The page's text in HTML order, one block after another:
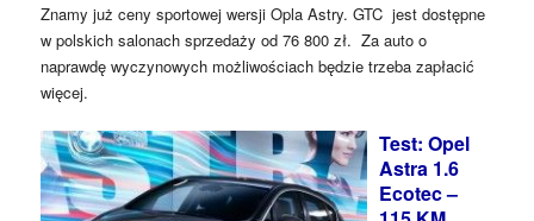
Znamy już ceny sportowej wersji Opla Astry. GTC jest dostępne
w polskich salonach sprzedaży od 76 800 zł. Za auto o
naprawdę wyczynowych możliwościach będzie trzeba zapłacić
więcej.
Test: Opel
Astra 1.6
Ecotec –